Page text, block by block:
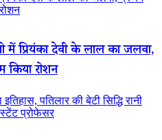
में प्रियंका देवी के लाल का जलवा,
किया रोशन
पतिलार की बेटी सिद्धि रानी
प्रोफेसर